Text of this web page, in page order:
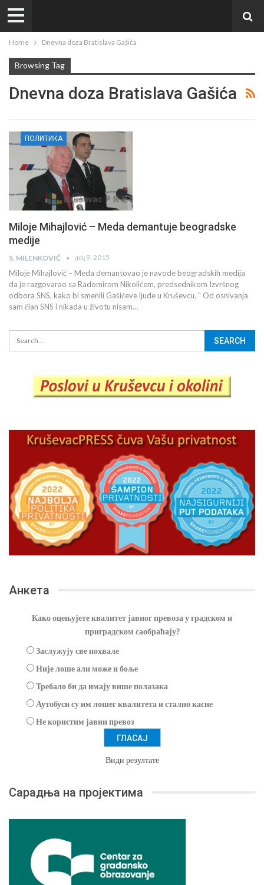
Home Dnevna doza Bratislava Gašića
Browsing Tag
Dnevna doza Bratislava Gašića
ПОЛИТИКА
Miloje Mihajlović – Meda demantuje beogradske
medije
S. MILENKOVIĆ дец 9, 2015
Miloje Mihajlović – Meda demantovao je navode beogradskih medija
da je razgovarao sa Radomirom Nikolićem, predsednikom Izvršnog
odbora SNS, kako bi smenili Gašićeve ljude u Kruševcu. " Od osnivanja
sam član SNS i nikada u životu nisam…
Анкета
Како оцењујете квалитет јавног превоза у градском и
приградском саобраћају?
Заслужују све похвале
Није лоше али може и боље
Требало би да имају више полазака
Аутобуси су им лошег квалитета и стално касне
Не користим јавни превоз
Види резултате
Сарадња на пројектима